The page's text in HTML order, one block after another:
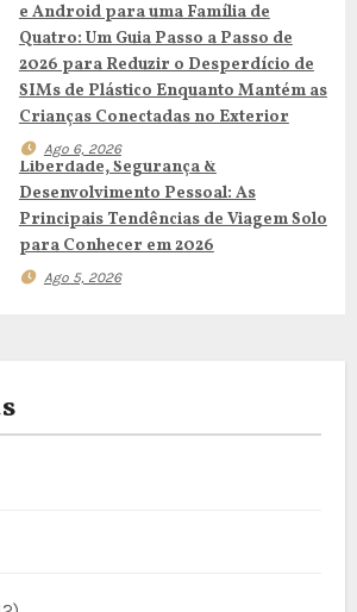
e Android para uma Família de
Quatro: Um Guia Passo a Passo de
2026 para Reduzir o Desperdício de
SIMs de Plástico Enquanto Mantém as
Crianças Conectadas no Exterior
Ago 6, 2026
Liberdade, Segurança &
Desenvolvimento Pessoal: As
Principais Tendências de Viagem Solo
para Conhecer em 2026
Ago 5, 2026